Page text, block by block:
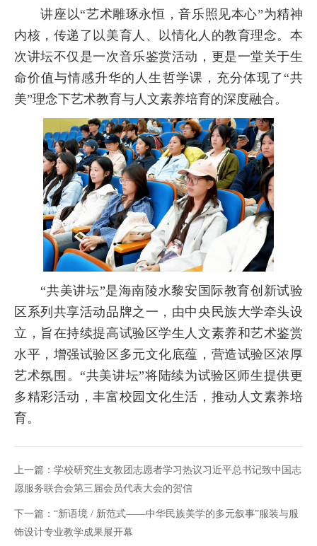
讲座以“艺术雕琢永恒，音乐照见本心”为精神
内核，传递了以美育人、以情化人的教育理念。本
次讲坛不仅是一次音乐鉴赏活动，更是一堂关于生
命价值与情感升华的人生哲学课，充分体现了“共
美”理念下艺术教育与人文素养培育的深度融合。
“共美讲坛”是海南陵水黎安国际教育创新试验
区系列共享活动品牌之一，由中央民族大学牵头设
立，旨在持续提高试验区学生人文素养和艺术鉴赏
水平，增强试验区多元文化底蕴，营造试验区浓厚
艺术氛围。“共美讲坛”将陆续为试验区师生提供更
多精彩活动，丰富校园文化生活，推动人文素养培
育。
上一篇： 学校研究生支教团志愿者学习热议习近平总书记致中国志
愿服务联合会第三届会员代表大会的贺信
下一篇： “新语境 / 新范式——中华民族美学的多元叙事”服装与服
饰设计专业教学成果展开幕